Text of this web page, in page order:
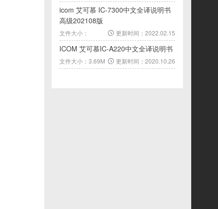
icom 艾可慕 IC-7300中文全译说明书
高级202108版
更新时间：2022.02.15
文件大小：
25.36M
ICOM 艾可慕IC-A220中文全译说明书
更新时间：2020.10.26
文件大小：3.69M